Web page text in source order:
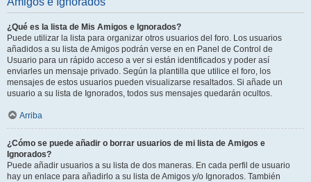
¿Qué es la lista de Mis Amigos e Ignorados?
Puede utilizar la lista para organizar otros usuarios del foro. Los usuarios
añadidos a su lista de Amigos podrán verse en en Panel de Control de
Usuario para un rápido acceso a ver si están identificados y poder así
enviarles un mensaje privado. Según la plantilla que utilice el foro, los
mensajes de estos usuarios pueden visualizarse resaltados. Si añade un
usuario a su lista de Ignorados, todos sus mensajes quedarán ocultos.
Arriba
¿Cómo se puede añadir o borrar usuarios de mi lista de Amigos e
Ignorados?
Puede añadir usuarios a su lista de dos maneras. En cada perfil de usuario
hay un enlace para añadirlo a su lista de Amigos y/o Ignorados. También